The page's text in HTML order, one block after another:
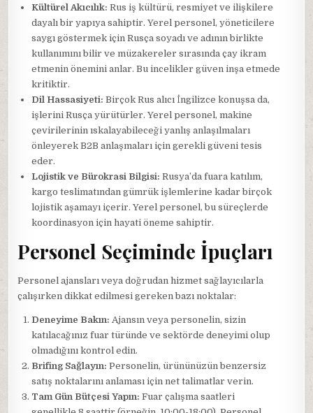
Kültürel Akıcılık: Rus iş kültürü, resmiyet ve ilişkilere
dayalı bir yapıya sahiptir. Yerel personel, yöneticilere
saygı göstermek için Rusça soyadı ve adının birlikte
kullanımını bilir ve müzakereler sırasında çay ikram
etmenin önemini anlar. Bu incelikler güven inşa etmede
kritiktir.
Dil Hassasiyeti: Birçok Rus alıcı İngilizce konuşsa da,
işlerini Rusça yürütürler. Yerel personel, makine
çevirilerinin ıskalayabileceği yanlış anlaşılmaları
önleyerek B2B anlaşmaları için gerekli güveni tesis
eder.
Lojistik ve Bürokrasi Bilgisi: Rusya’da fuara katılım,
kargo teslimatından gümrük işlemlerine kadar birçok
lojistik aşamayı içerir. Yerel personel, bu süreçlerde
koordinasyon için hayati öneme sahiptir.
Personel Seçiminde İpuçları
Personel ajansları veya doğrudan hizmet sağlayıcılarla
çalışırken dikkat edilmesi gereken bazı noktalar:
Deneyime Bakın: Ajansın veya personelin, sizin
katılacağınız fuar türünde ve sektörde deneyimi olup
olmadığını kontrol edin.
Brifing Sağlayın: Personelin, ürününüzün benzersiz
satış noktalarını anlaması için net talimatlar verin.
Tam Gün Bütçesi Yapın: Fuar çalışma saatleri